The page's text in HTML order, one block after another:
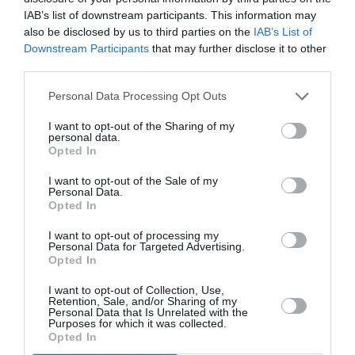
IAB’s list of downstream participants. This information may
also be disclosed by us to third parties on the IAB’s List of
Downstream Participants that may further disclose it to other
Personal Data Processing Opt Outs
I want to opt-out of the Sharing of my
personal data.
Opted In
I want to opt-out of the Sale of my
Personal Data.
Opted In
I want to opt-out of processing my
Personal Data for Targeted Advertising.
Opted In
I want to opt-out of Collection, Use,
Retention, Sale, and/or Sharing of my
Personal Data that Is Unrelated with the
Purposes for which it was collected.
Opted In
Νύχτες Πρεμιέρας
Ταυτότητα
12 Οκτωβρίου στους κινηματογράφους από την
Weird Wave